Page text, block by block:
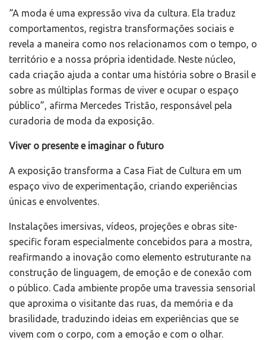
“A moda é uma expressão viva da cultura. Ela traduz
comportamentos, registra transformações sociais e
revela a maneira como nos relacionamos com o tempo, o
território e a nossa própria identidade. Neste núcleo,
cada criação ajuda a contar uma história sobre o Brasil e
sobre as múltiplas formas de viver e ocupar o espaço
público”, afirma Mercedes Tristão, responsável pela
curadoria de moda da exposição.
Viver o presente e imaginar o futuro
A exposição transforma a Casa Fiat de Cultura em um
espaço vivo de experimentação, criando experiências
únicas e envolventes.
Instalações imersivas, vídeos, projeções e obras site-
specific foram especialmente concebidos para a mostra,
reafirmando a inovação como elemento estruturante na
construção de linguagem, de emoção e de conexão com
o público. Cada ambiente propõe uma travessia sensorial
que aproxima o visitante das ruas, da memória e da
brasilidade, traduzindo ideias em experiências que se
vivem com o corpo, com a emoção e com o olhar.